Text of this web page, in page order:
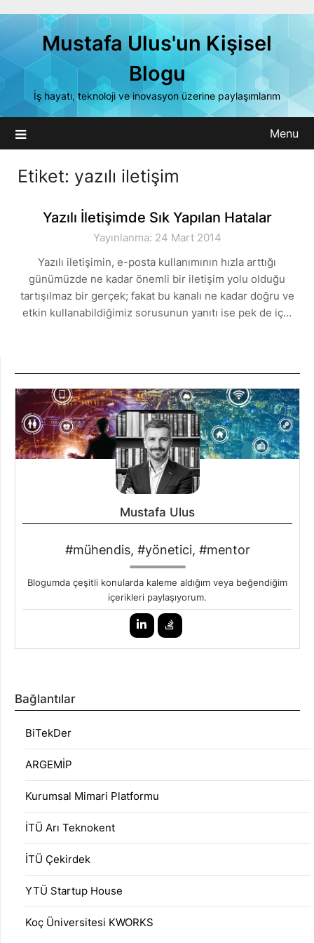
Mustafa Ulus'un Kişisel
Blogu
İş hayatı, teknoloji ve inovasyon üzerine paylaşımlarım
Menu
Etiket: yazılı iletişim
Yazılı İletişimde Sık Yapılan Hatalar
Yayınlanma: 24 Mart 2014
Yazılı iletişimin, e-posta kullanımının hızla arttığı
günümüzde ne kadar önemli bir iletişim yolu olduğu
tartışılmaz bir gerçek; fakat bu kanalı ne kadar doğru ve
etkin kullanabildiğimiz sorusunun yanıtı ise pek de iç…
Mustafa Ulus
#mühendis, #yönetici, #mentor
Blogumda çeşitli konularda kaleme aldığım veya beğendiğim
içerikleri paylaşıyorum.
Bağlantılar
BiTekDer
ARGEMİP
Kurumsal Mimari Platformu
İTÜ Arı Teknokent
İTÜ Çekirdek
YTÜ Startup House
Koç Üniversitesi KWORKS